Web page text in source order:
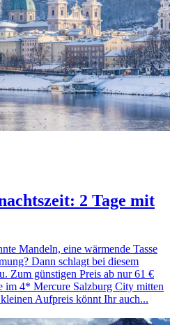
2 Tage mit
Mandeln, eine wärmende Tasse
Dann schlagt bei diesem
Zum günstigen Preis ab nur 61 €
im 4* Mercure Salzburg City mitten
Aufpreis könnt Ihr auch...